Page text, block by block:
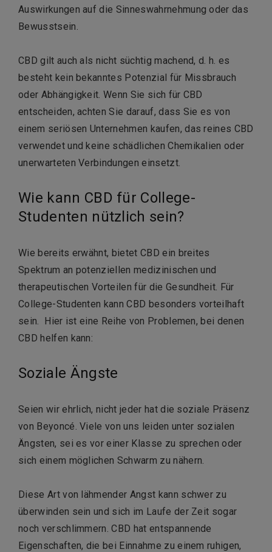
Auswirkungen auf die Sinneswahrnehmung oder das
Bewusstsein.
CBD gilt auch als nicht süchtig machend, d. h. es
besteht kein bekanntes Potenzial für Missbrauch
oder Abhängigkeit. Wenn Sie sich für CBD
entscheiden, achten Sie darauf, dass Sie es von
einem seriösen Unternehmen kaufen, das reines CBD
verwendet und keine schädlichen Chemikalien oder
unerwarteten Verbindungen einsetzt.
Wie kann CBD für College-
Studenten nützlich sein?
Wie bereits erwähnt, bietet CBD ein breites
Spektrum an potenziellen medizinischen und
therapeutischen Vorteilen für die Gesundheit. Für
College-Studenten kann CBD besonders vorteilhaft
sein. Hier ist eine Reihe von Problemen, bei denen
CBD helfen kann:
Soziale Ängste
Seien wir ehrlich, nicht jeder hat die soziale Präsenz
von Beyoncé. Viele von uns leiden unter sozialen
Ängsten, sei es vor einer Klasse zu sprechen oder
sich einem möglichen Schwarm zu nähern.
Diese Art von lähmender Angst kann schwer zu
überwinden sein und sich im Laufe der Zeit sogar
noch verschlimmern. CBD hat entspannende
Eigenschaften, die bei Einnahme zu einem ruhigen,